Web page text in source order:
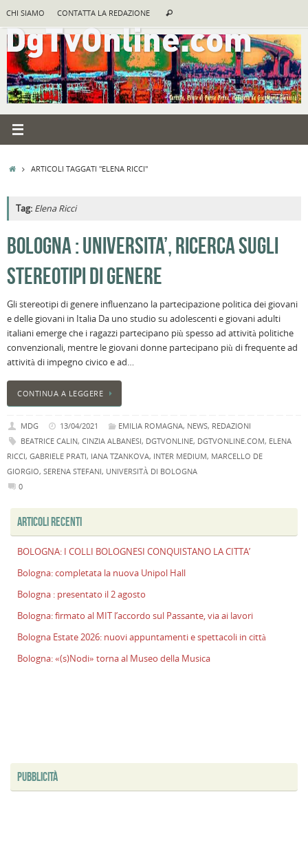
contenuto
CHI SIAMO CONTATTA LA REDAZIONE Cerca
HOMEARTICOLI TAGGATI "ELENA RICCI"
Tag: Elena Ricci
BOLOGNA : UNIVERSITA’, RICERCA SUGLI
STEREOTIPI DI GENERE
Gli stereotipi di genere influenzano la partecipazione politica dei giovani
e delle giovani in Italia Da uno studio su adolescenti e giovani adulti
italiani emerge che i ragazzi partecipano più spesso ad attività politiche
convenzionali, mentre le giovani donne partecipano più di frequente ad
attività di impegno civico e ad…
CONTINUA A LEGGERE
MDG 13/04/2021 EMILIA ROMAGNA, NEWS, REDAZIONI
BEATRICE CALIN, CINZIA ALBANESI, DGTVONLINE, DGTVONLINE.COM, ELENA
RICCI, GABRIELE PRATI, IANA TZANKOVA, INTER MEDIUM, MARCELLO DE
GIORGIO, SERENA STEFANI, UNIVERSITÀ DI BOLOGNA
0
ARTICOLI RECENTI
BOLOGNA: I COLLI BOLOGNESI CONQUISTANO LA CITTA’
Bologna: completata la nuova Unipol Hall
Bologna : presentato il 2 agosto
Bologna: firmato al MIT l’accordo sul Passante, via ai lavori
Bologna Estate 2026: nuovi appuntamenti e spettacoli in città
Bologna: «(s)Nodi» torna al Museo della Musica
PUBBLICITÀ